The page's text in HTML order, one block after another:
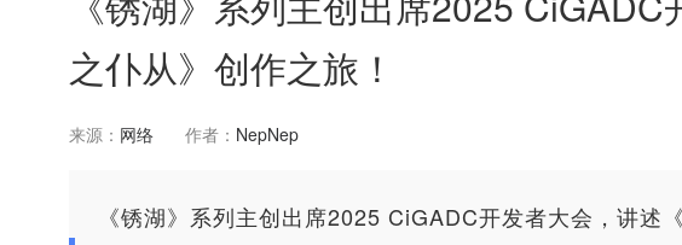
之仆从》创作之旅！
来源： 网络 作者： NepNep
《锈湖》系列主创出席2025 CiGADC开发者大会，讲述